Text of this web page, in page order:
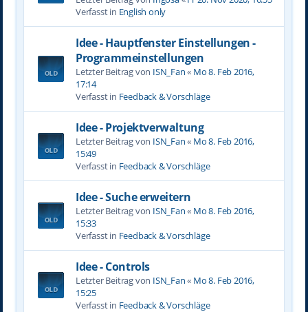
Verfasst in English only
Idee - Hauptfenster Einstellungen -
Programmeinstellungen
Letzter Beitrag von ISN_Fan« Mo 8. Feb 2016,
17:14
Verfasst in Feedback & Vorschläge
Idee - Projektverwaltung
Letzter Beitrag von ISN_Fan« Mo 8. Feb 2016,
15:49
Verfasst in Feedback & Vorschläge
Idee - Suche erweitern
Letzter Beitrag von ISN_Fan« Mo 8. Feb 2016,
15:33
Verfasst in Feedback & Vorschläge
Idee - Controls
Letzter Beitrag von ISN_Fan« Mo 8. Feb 2016,
15:25
Verfasst in Feedback & Vorschläge